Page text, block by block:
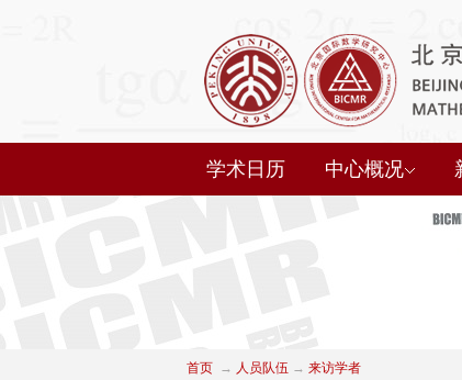
学术日历 中心概况
首页 → 人员队伍 → 来访学者